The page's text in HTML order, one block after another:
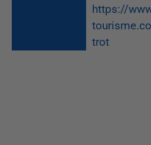
https://
trot